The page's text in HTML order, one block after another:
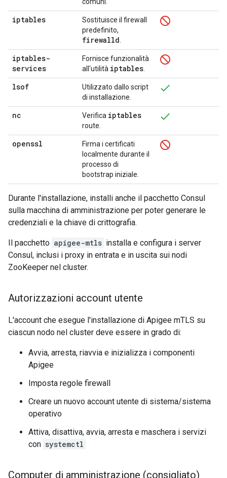
iptables
Sostituisce il firewall
predefinito,
firewalld
iptables-
services
Fornisce funzionalità
all'utilità iptables
lsof
Utilizzato dallo script
di installazione.
nc Verifica iptables
route.
openssl
Firma i certificati
localmente durante il
processo di
bootstrap iniziale.
Durante l'installazione, installi anche il pacchetto Consul
sulla macchina di amministrazione per poter generare le
credenziali e la chiave di crittografia.
Il pacchetto apigee-mtls installa e configura i server
Consul, inclusi i proxy in entrata e in uscita sui nodi
ZooKeeper nel cluster.
Autorizzazioni account utente
L'account che esegue l'installazione di Apigee mTLS su
ciascun nodo nel cluster deve essere in grado di:
Avvia, arresta, riavvia e inizializza i componenti
Apigee
Imposta regole firewall
Creare un nuovo account utente di sistema/sistema
operativo
Attiva, disattiva, avvia, arresta e maschera i servizi
con systemctl
Computer di amministrazione (consigliato)